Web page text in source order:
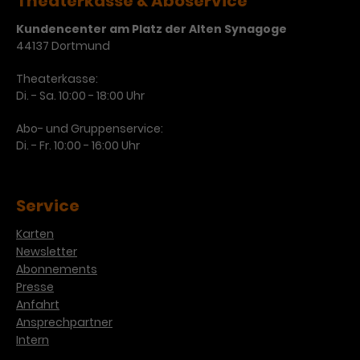
Kundencenter am Platz der Alten Synagoge
44137 Dortmund
Theaterkasse:
Di. - Sa. 10:00 - 18:00 Uhr
Abo- und Gruppenservice:
Di. - Fr. 10:00 - 16:00 Uhr
Service
Karten
Newsletter
Abonnements
Presse
Anfahrt
Ansprechpartner
Intern